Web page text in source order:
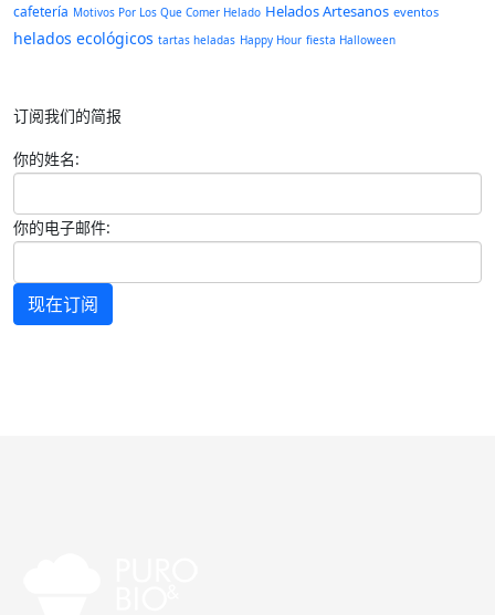
cafetería Motivos Por Los Que Comer Helado Helados Artesanos eventos
helados ecológicos tartas heladas Happy Hour fiesta Halloween
订阅我们的简报
你的姓名:
你的电子邮件:
现在订阅